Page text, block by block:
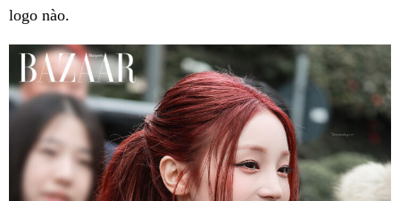
logo nào.